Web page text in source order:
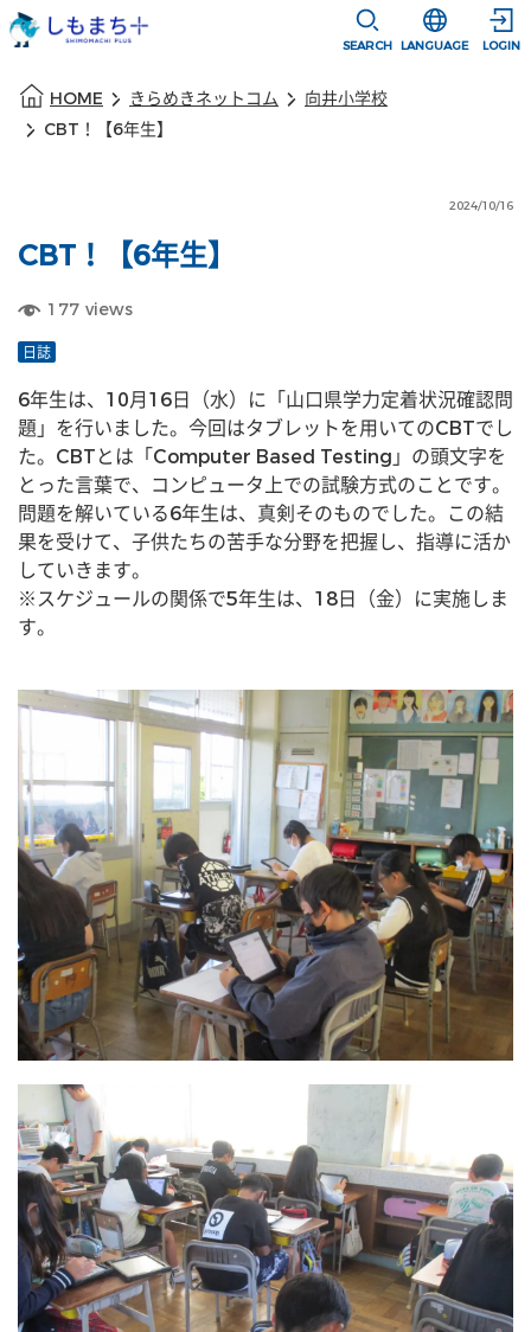
SEARCH
選択すると言
LANGUAGE LOGIN
HOME きらめきネットコム
向井小学校
CBT！【6年生】
2024/10/16
CBT！【6年生】
177 views
日誌
6年生は、10月16日（水）に「山口県学力定着状況確認問
題」を行いました。今回はタブレットを用いてのCBTでし
た。CBTとは「Computer Based Testing」の頭文字を
とった言葉で、コンピュータ上での試験方式のことです。
問題を解いている6年生は、真剣そのものでした。この結
果を受けて、子供たちの苦手な分野を把握し、指導に活か
していきます。
※スケジュールの関係で5年生は、18日（金）に実施しま
す。